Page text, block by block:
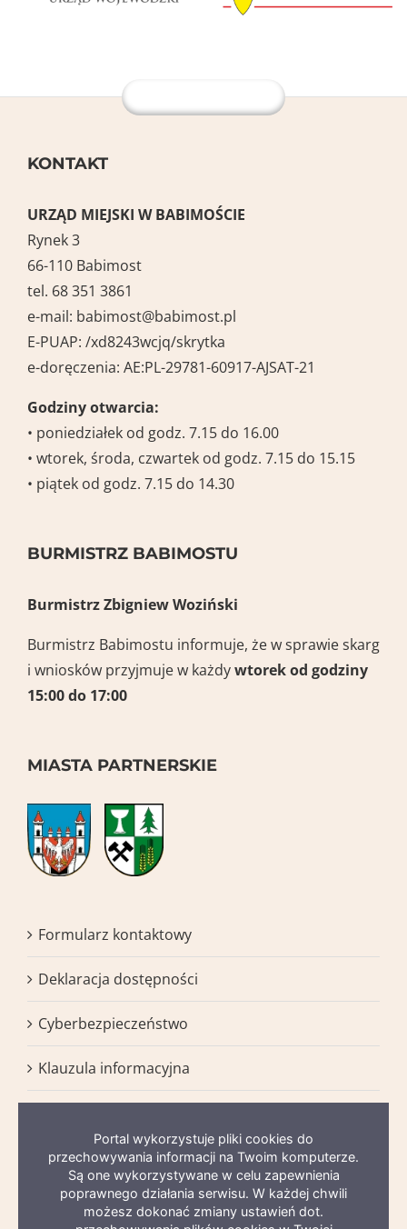
KONTAKT
URZĄD MIEJSKI W BABIMOŚCIE
Rynek 3
66-110 Babimost
tel. 68 351 3861
e-mail: babimost@babimost.pl
E-PUAP: /xd8243wcjq/skrytka
e-doręczenia: AE:PL-29781-60917-AJSAT-21
Godziny otwarcia:
• poniedziałek od godz. 7.15 do 16.00
• wtorek, środa, czwartek od godz. 7.15 do 15.15
• piątek od godz. 7.15 do 14.30
BURMISTRZ BABIMOSTU
Burmistrz Zbigniew Woziński
Burmistrz Babimostu informuje, że w sprawie skarg
i wniosków przyjmuje w każdywtorekod godziny
15:00 do 17:00
MIASTA PARTNERSKIE
Formularz kontaktowy
Deklaracja dostępności
Cyberbezpieczeństwo
Klauzula informacyjna
Mapa serwisu
Portal wykorzystuje pliki cookies do
przechowywania informacji na Twoim komputerze.
Są one wykorzystywane w celu zapewnienia
poprawnego działania serwisu. W każdej chwili
możesz dokonać zmiany ustawień dot.